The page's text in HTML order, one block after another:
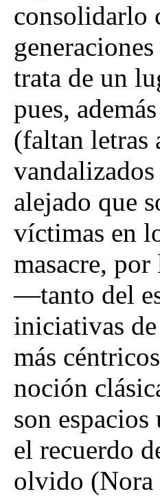
consolidarlo
trata de un
pues,
(faltan letras
alejado que
víctimas en
masacre,
—tanto del
iniciativas
más
noción
son
el recuerdo
olvido (Nora